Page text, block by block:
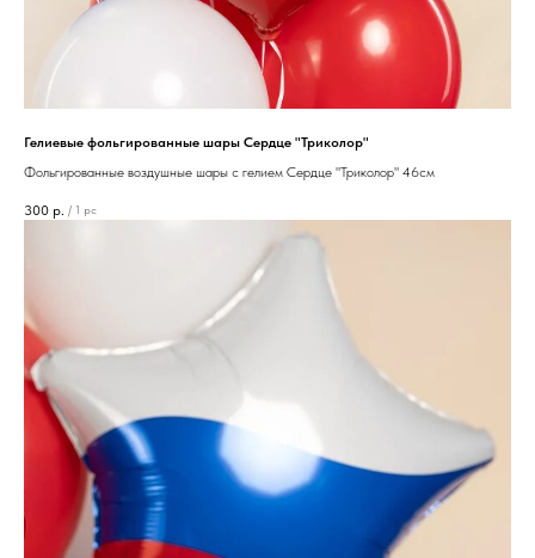
Гелиевые фольгированные шары Сердце "Триколор"
Фольгированные воздушные шары с гелием Сердце "Триколор" 46см
300 р. / 1 pc